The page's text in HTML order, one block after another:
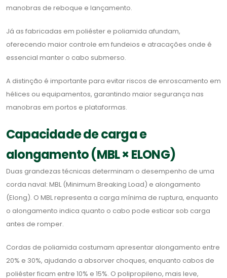
manobras de reboque e lançamento.
Já as fabricadas em poliéster e poliamida afundam,
oferecendo maior controle em fundeios e atracações onde é
essencial manter o cabo submerso.
A distinção é importante para evitar riscos de enroscamento em
hélices ou equipamentos, garantindo maior segurança nas
manobras em portos e plataformas.
Capacidade de carga e
alongamento (MBL × ELONG)
Duas grandezas técnicas determinam o desempenho de uma
corda naval: MBL (Minimum Breaking Load) e alongamento
(Elong). O MBL representa a carga mínima de ruptura, enquanto
o alongamento indica quanto o cabo pode esticar sob carga
antes de romper.
Cordas de poliamida costumam apresentar alongamento entre
20% e 30%, ajudando a absorver choques, enquanto cabos de
poliéster ficam entre 10% e 15%. O polipropileno, mais leve,